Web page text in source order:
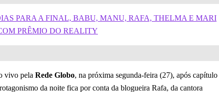
PARA A FINAL, BABU, MANU, RAFA, THELMA E MARI
PRÊMIO DO REALITY
vivo pela Rede Globo, na próxima segunda-feira (27), após capítulo
da noite fica por conta da blogueira Rafa, da cantora